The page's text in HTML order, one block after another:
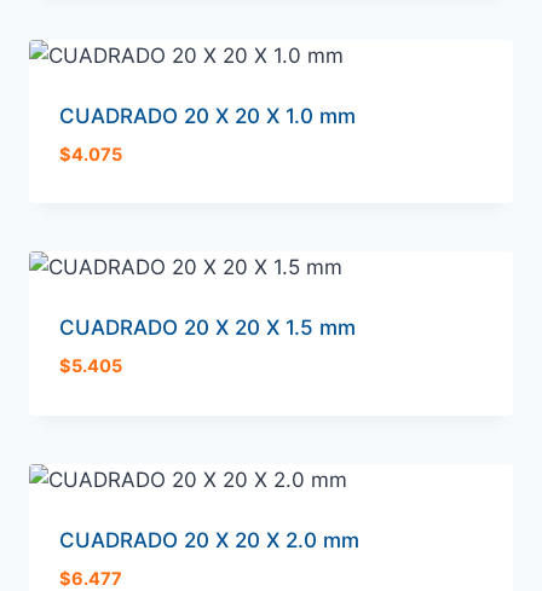
CUADRADO 20 X 20 X 1.0 mm
$4.075
CUADRADO 20 X 20 X 1.5 mm
$5.405
CUADRADO 20 X 20 X 2.0 mm
$6.477